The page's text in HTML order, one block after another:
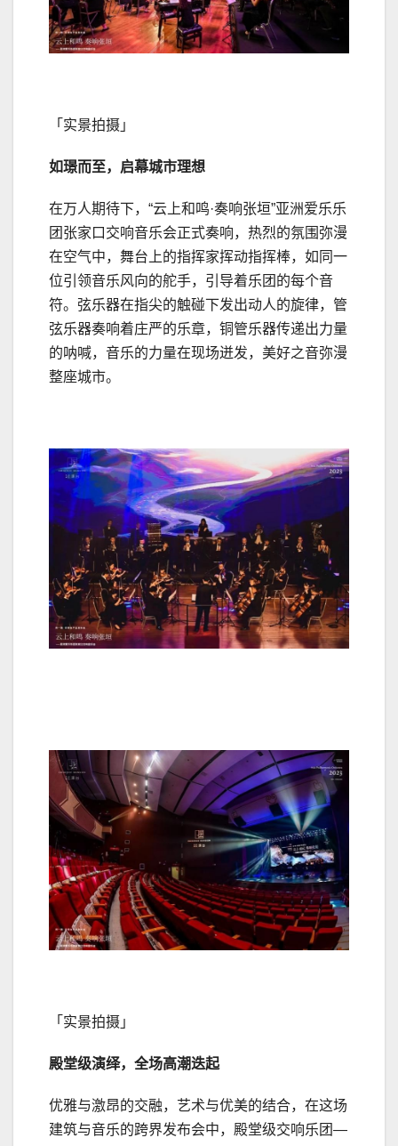
「实景拍摄」
如璟而至，启幕城市理想
在万人期待下，“云上和鸣·奏响张垣”亚洲爱乐乐
团张家口交响音乐会正式奏响，热烈的氛围弥漫
在空气中，舞台上的指挥家挥动指挥棒，如同一
位引领音乐风向的舵手，引导着乐团的每个音
符。弦乐器在指尖的触碰下发出动人的旋律，管
弦乐器奏响着庄严的乐章，铜管乐器传递出力量
的呐喊，音乐的力量在现场迸发，美好之音弥漫
整座城市。
「实景拍摄」
殿堂级演绎，全场高潮迭起
优雅与激昂的交融，艺术与优美的结合，在这场
建筑与音乐的跨界发布会中，殿堂级交响乐团—